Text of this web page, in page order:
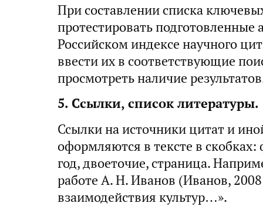
При составлении списка
протестировать подготовленные
Российском индексе научного
ввести их в соответствующие
просмотреть наличие
5. Ссылки, список литературы.
Ссылки на источники цитат и
оформляются в тексте в
год, двоеточие, страница.
работе А. Н. Иванов (Иванов,
взаимодействия культур…».